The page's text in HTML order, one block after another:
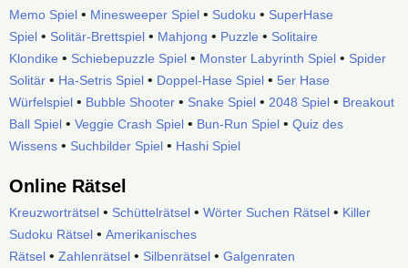
Memo Spiel • Minesweeper Spiel • Sudoku • SuperHase
Spiel • Solitär-Brettspiel • Mahjong • Puzzle • Solitaire
Klondike • Schiebepuzzle Spiel • Monster Labyrinth Spiel • Spider
Solitär • Ha-Setris Spiel • Doppel-Hase Spiel • 5er Hase
Würfelspiel • Bubble Shooter • Snake Spiel • 2048 Spiel • Breakout
Ball Spiel • Veggie Crash Spiel • Bun-Run Spiel • Quiz des
Wissens • Suchbilder Spiel • Hashi Spiel
Online Rätsel
Kreuzworträtsel • Schüttelrätsel • Wörter Suchen Rätsel • Killer
Sudoku Rätsel • Amerikanisches
Rätsel • Zahlenrätsel • Silbenrätsel • Galgenraten